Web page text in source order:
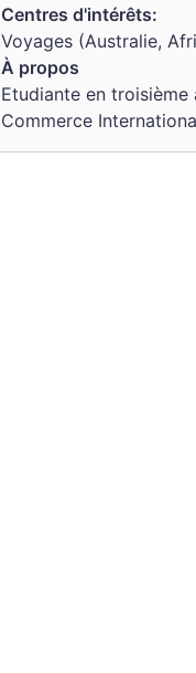
Centres d'intérêts:
Voyages (Australie,
À propos
Etudiante en troisième
Commerce